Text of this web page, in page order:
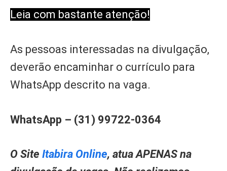
Leia com bastante atenção!
As pessoas interessadas na divulgação,
deverão encaminhar o currículo para
WhatsApp descrito na vaga.
WhatsApp – (31) 99722-0364
O Site Itabira Online, atua APENAS na